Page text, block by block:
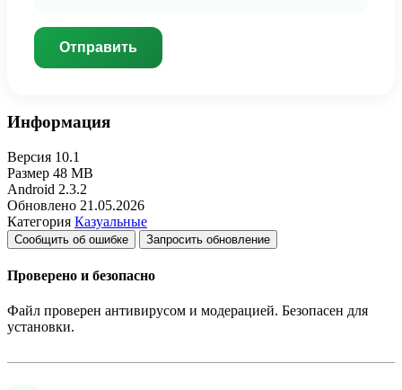
Отправить
Информация
Версия 10.1
Размер 48 MB
Android 2.3.2
Обновлено 21.05.2026
Категория Казуальные
Сообщить об ошибке Запросить обновление
Проверено и безопасно
Файл проверен антивирусом и модерацией. Безопасен для
установки.